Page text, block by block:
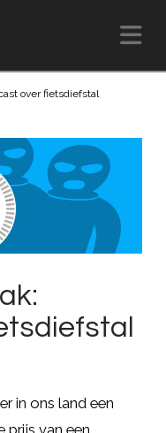
over fietsdiefstal
in ons land een